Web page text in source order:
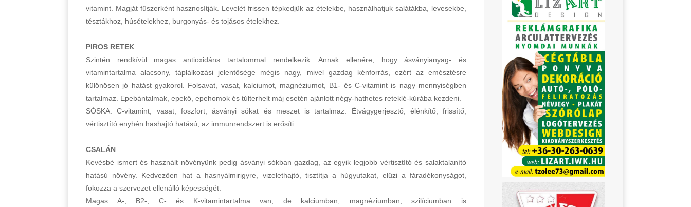
vitamint. Magját fűszerként hasznosítják. Levelét frissen tépkedjük az ételekbe, használhatjuk salátákba, levesekbe,
tésztákhoz, húsételekhez, burgonyás- és tojásos ételekhez.
PIROS RETEK
Szintén rendkívül magas antioxidáns tartalommal rendelkezik. Annak ellenére, hogy ásványianyag- és
vitamintartalma alacsony, táplálkozási jelentősége mégis nagy, mivel gazdag kénforrás, ezért az emésztésre
különösen jó hatást gyakorol. Folsavat, vasat, kalciumot, magnéziumot, B1- és C-vitamint is nagy mennyiségben
tartalmaz. Epebántalmak, epekő, epehomok és túlterhelt máj esetén ajánlott négy-hathetes reteklé-kúrába kezdeni.
SÓSKA: C-vitamint, vasat, foszfort, ásványi sókat és meszet is tartalmaz. Étvágygerjesztő, élénkítő, frissítő,
vértisztító enyhén hashajtó hatású, az immunrendszert is erősíti.
CSALÁN
Kevésbé ismert és használt növényünk pedig ásványi sókban gazdag, az egyik legjobb vértisztító és salaktalanító
hatású növény. Kedvezően hat a hasnyálmirigyre, vizelethajtó, tisztítja a húgyutakat, elűzi a fáradékonyságot,
fokozza a szervezet ellenálló képességét.
Magas A-, B2-, C- és K-vitamintartalma van, de kalciumban, magnéziumban, szilíciumban is